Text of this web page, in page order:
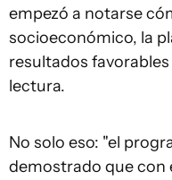
empezó a notarse
socioeconómico, la
resultados
lectura.
No solo eso: "el
demostrado que con